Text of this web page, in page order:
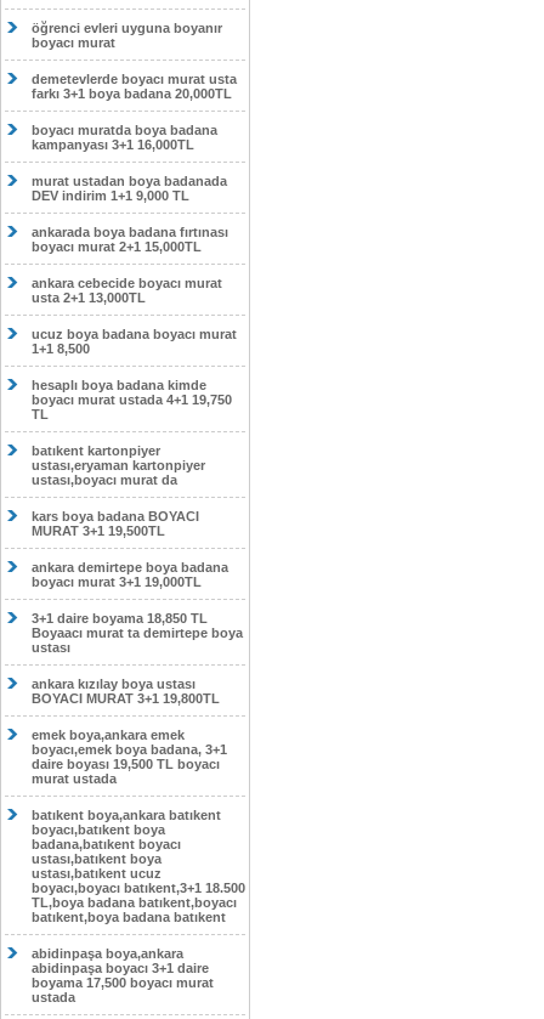
öğrenci evleri uyguna boyanır
boyacı murat
demetevlerde boyacı murat usta
farkı 3+1 boya badana 20,000TL
boyacı muratda boya badana
kampanyası 3+1 16,000TL
murat ustadan boya badanada
DEV indirim 1+1 9,000 TL
ankarada boya badana fırtınası
boyacı murat 2+1 15,000TL
ankara cebecide boyacı murat
usta 2+1 13,000TL
ucuz boya badana boyacı murat
1+1 8,500
hesaplı boya badana kimde
boyacı murat ustada 4+1 19,750
TL
batıkent kartonpiyer
ustası,eryaman kartonpiyer
ustası,boyacı murat da
kars boya badana BOYACI
MURAT 3+1 19,500TL
ankara demirtepe boya badana
boyacı murat 3+1 19,000TL
3+1 daire boyama 18,850 TL
Boyaacı murat ta demirtepe boya
ustası
ankara kızılay boya ustası
BOYACI MURAT 3+1 19,800TL
emek boya,ankara emek
boyacı,emek boya badana, 3+1
daire boyası 19,500 TL boyacı
murat ustada
batıkent boya,ankara batıkent
boyacı,batıkent boya
badana,batıkent boyacı
ustası,batıkent boya
ustası,batıkent ucuz
boyacı,boyacı batıkent,3+1 18.500
TL,boya badana batıkent,boyacı
batıkent,boya badana batıkent
abidinpaşa boya,ankara
abidinpaşa boyacı 3+1 daire
boyama 17,500 boyacı murat
ustada